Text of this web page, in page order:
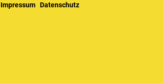
Impressum Datenschutz